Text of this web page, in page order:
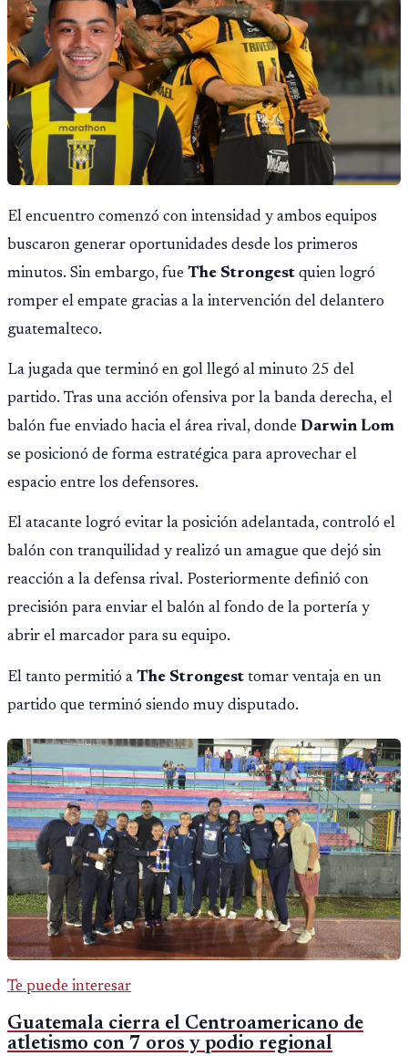
El encuentro comenzó con intensidad y ambos equipos
buscaron generar oportunidades desde los primeros
minutos. Sin embargo, fue The Strongest quien logró
romper el empate gracias a la intervención del delantero
guatemalteco.
La jugada que terminó en gol llegó al minuto 25 del
partido. Tras una acción ofensiva por la banda derecha, el
balón fue enviado hacia el área rival, donde Darwin Lom
se posicionó de forma estratégica para aprovechar el
espacio entre los defensores.
El atacante logró evitar la posición adelantada, controló el
balón con tranquilidad y realizó un amague que dejó sin
reacción a la defensa rival. Posteriormente definió con
precisión para enviar el balón al fondo de la portería y
abrir el marcador para su equipo.
El tanto permitió a The Strongest tomar ventaja en un
partido que terminó siendo muy disputado.
Te puede interesar
Guatemala cierra el Centroamericano de
atletismo con 7 oros y podio regional